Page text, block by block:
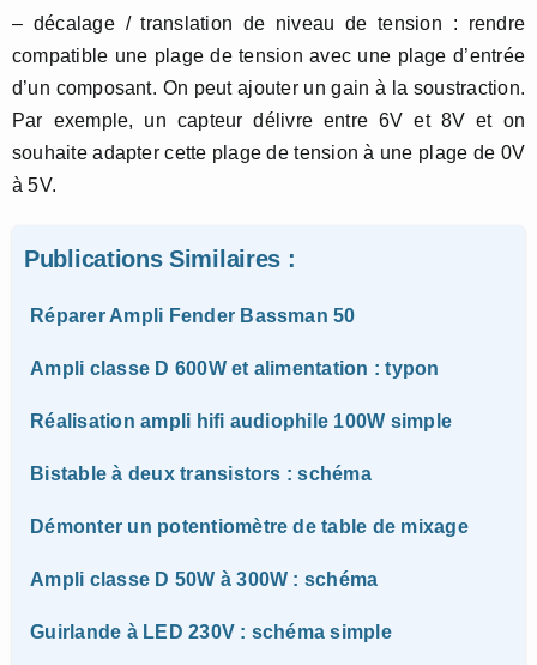
– décalage / translation de niveau de tension : rendre
compatible une plage de tension avec une plage d’entrée
d’un composant. On peut ajouter un gain à la soustraction.
Par exemple, un capteur délivre entre 6V et 8V et on
souhaite adapter cette plage de tension à une plage de 0V
à 5V.
Publications Similaires :
Réparer Ampli Fender Bassman 50
Ampli classe D 600W et alimentation : typon
Réalisation ampli hifi audiophile 100W simple
Bistable à deux transistors : schéma
Démonter un potentiomètre de table de mixage
Ampli classe D 50W à 300W : schéma
Guirlande à LED 230V : schéma simple